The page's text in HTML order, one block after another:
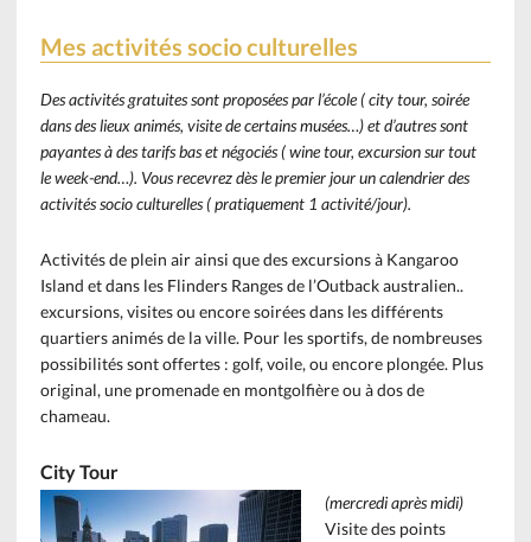
Mes activités socio culturelles
Des activités gratuites sont proposées par l’école ( city tour, soirée
dans des lieux animés, visite de certains musées…) et d’autres sont
payantes à des tarifs bas et négociés ( wine tour, excursion sur tout
le week-end…). Vous recevrez dès le premier jour un calendrier des
activités socio culturelles ( pratiquement 1 activité/jour).
Activités de plein air ainsi que des excursions à Kangaroo
Island et dans les Flinders Ranges de l’Outback australien..
excursions, visites ou encore soirées dans les différents
quartiers animés de la ville. Pour les sportifs, de nombreuses
possibilités sont offertes : golf, voile, ou encore plongée. Plus
original, une promenade en montgolfière ou à dos de
chameau.
City Tour
(mercredi après midi)
Visite des points